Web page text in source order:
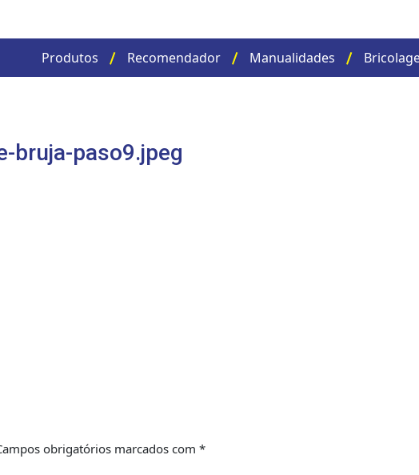
Produtos Recomendador Manualidades
bruja-paso9.jpeg
obrigatórios marcados com *